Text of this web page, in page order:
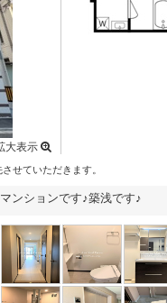
大表示
せていただきます。
ンションです♪築浅です♪